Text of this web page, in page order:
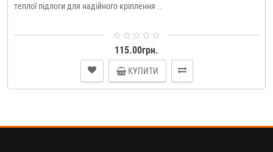
теплої підлоги для надійного кріплення ..
115.00грн.
КУПИТИ